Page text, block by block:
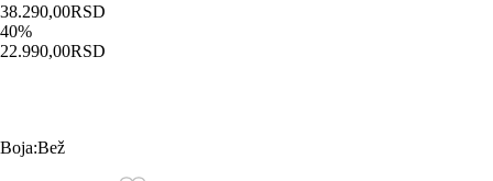
38.290,00RSD
40%
22.990,00RSD
Boja:Bež